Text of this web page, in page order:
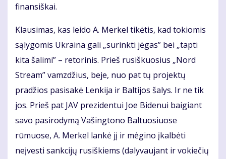
finansiškai.
Klausimas, kas leido A. Merkel tikėtis, kad tokiomis
sąlygomis Ukraina gali „surinkti jėgas” bei „tapti
kita šalimi” – retorinis. Prieš rusiškuosius „Nord
Stream” vamzdžius, beje, nuo pat tų projektų
pradžios pasisakė Lenkija ir Baltijos šalys. Ir ne tik
jos. Prieš pat JAV prezidentui Joe Bidenui baigiant
savo pasirodymą Vašingtono Baltuosiuose
rūmuose, A. Merkel lankė jį ir mėgino įkalbėti
neįvesti sankcijų rusiškiems (dalyvaujant ir vokiečių